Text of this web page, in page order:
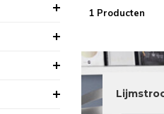
1 Producten